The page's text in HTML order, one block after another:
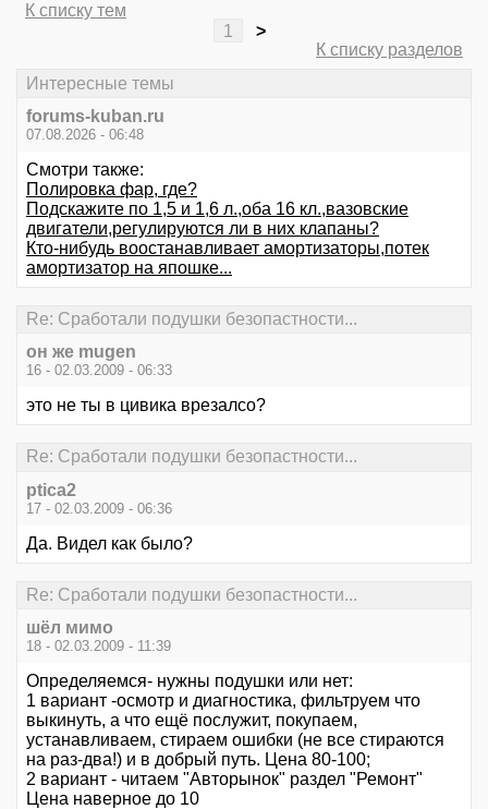
К списку тем
1
>
К списку разделов
Интересные темы
forums-kuban.ru
07.08.2026 - 06:48
Смотри также:
Полировка фар, где?
Подскажите по 1,5 и 1,6 л.,оба 16 кл.,вазовские
двигатели,регулируются ли в них клапаны?
Кто-нибудь воостанавливает амортизаторы,потек
амортизатор на япошке...
Re: Сработали подушки безопастности...
он же mugen
16 - 02.03.2009 - 06:33
это не ты в цивика врезалсо?
Re: Сработали подушки безопастности...
ptica2
17 - 02.03.2009 - 06:36
Да. Видел как было?
Re: Сработали подушки безопастности...
шёл мимо
18 - 02.03.2009 - 11:39
Определяемся- нужны подушки или нет:
1 вариант -осмотр и диагностика, фильтруем что
выкинуть, а что ещё послужит, покупаем,
устанавливаем, стираем ошибки (не все стираются
на раз-два!) и в добрый путь. Цена 80-100;
2 вариант - читаем "Авторынок" раздел "Ремонт"
Цена наверное до 10